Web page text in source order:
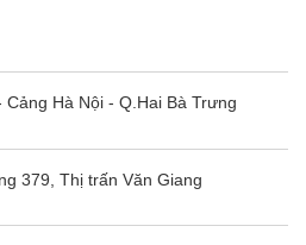
Cảng Hà Nội - Q.Hai Bà Trưng
379, Thị trấn Văn Giang